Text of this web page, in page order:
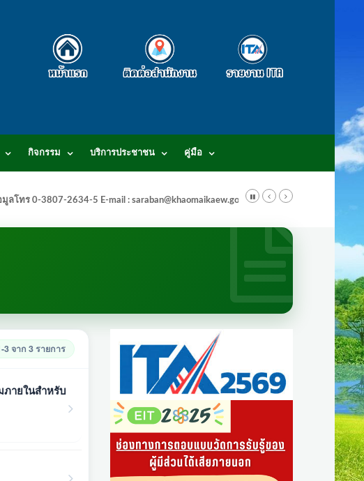
กิจกรรม บริการประชาชน คู่มือ
โทร 0-3807-2634-5 E-mail : saraban@khaomaikaew.go.th
3 จาก 3 รายการ
ายในสำหรับ